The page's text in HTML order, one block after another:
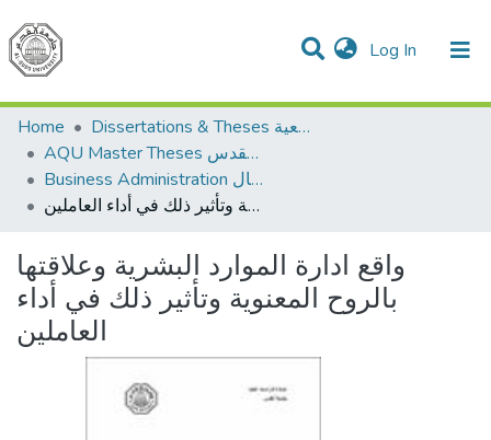
Log In (current)
Communities & Collections
All of DSpace
Home
Dissertations & Theses الرسائل الجامعية
AQU Master Theses الرسائل الجامعية الخاصة بجامعة القدس
Business Administration إدارة الاعمال
واقع ادارة الموارد البشرية وعلاقتها بالروح المعنوية وتأثير ذلك في أداء العاملين
واقع ادارة الموارد البشرية وعلاقتها
بالروح المعنوية وتأثير ذلك في أداء
العاملين